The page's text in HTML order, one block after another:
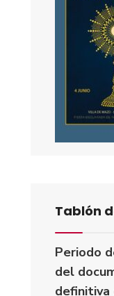
Tablón
Periodo
del
definitiva